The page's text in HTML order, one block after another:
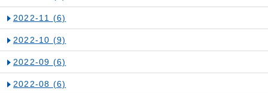
2022-11 (6)
2022-10 (9)
2022-09 (6)
2022-08 (6)